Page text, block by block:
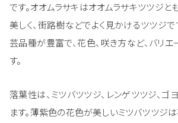
です。オオムラサキはオオムラサキツツジと
美しく、街路樹などでよく見かけるツツジで
芸品種が豊富で、花色、咲き方など、バリエ
す。
落葉性は、ミツバツツジ、レンゲツツジ、ゴ
ます。薄紫色の花色が美しいミツバツツジ